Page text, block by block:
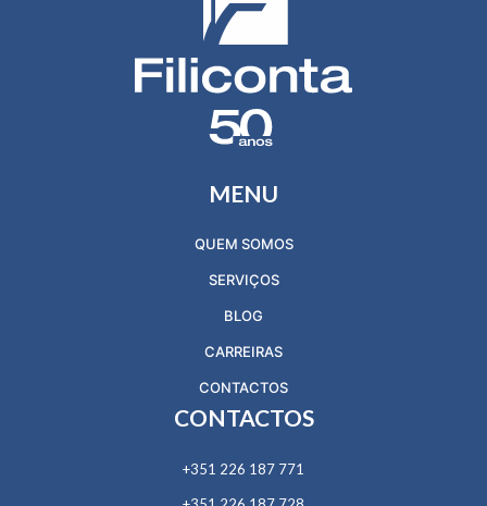
MENU
QUEM SOMOS
SERVIÇOS
BLOG
CARREIRAS
CONTACTOS
CONTACTOS
+351 226 187 771